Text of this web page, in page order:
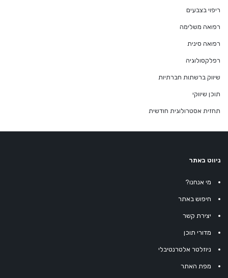
ריפוי בצבעים
רפואה משלימה
רפואה סינית
רפלקסולוגיה
שיווק ברשתות חברתיות
תוכן שיווקי
תחזית אסטרולוגית חודשית
ניווט באתר
מי אנחנו?
חיפוש באתר
יצירת קשר
מדורי תוכן
ניוזלטר אלטרנטיבלי
מפת האתר